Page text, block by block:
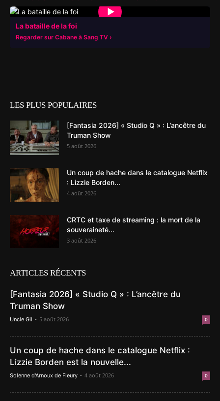
▶
La bataille de la foi
Regarder sur Cabane à Sang TV
LES PLUS POPULAIRES
[Fantasia 2026] « Studio Q » : L’ancêtre du
Truman Show
5 août 2026
Un coup de hache dans le catalogue Netflix
: Lizzie Borden...
4 août 2026
CRTC et taxe de streaming : la mort de la
souveraineté...
3 août 2026
ARTICLES RÉCENTS
[Fantasia 2026] « Studio Q » : L’ancêtre du
Truman Show
Uncle Gil - 5 août 2026 0
Un coup de hache dans le catalogue Netflix :
Lizzie Borden est la nouvelle...
Solenne d'Arnoux de Fleury - 4 août 2026 0